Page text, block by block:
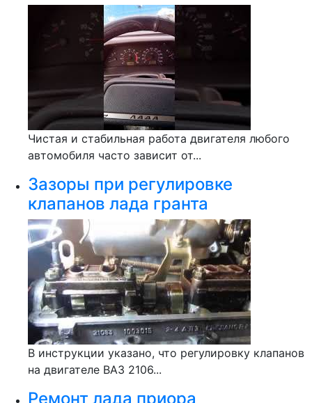
Чистая и стабильная работа двигателя любого
автомобиля часто зависит от...
Зазоры при регулировке
клапанов лада гранта
В инструкции указано, что регулировку клапанов
на двигателе ВАЗ 2106...
Ремонт лада приора